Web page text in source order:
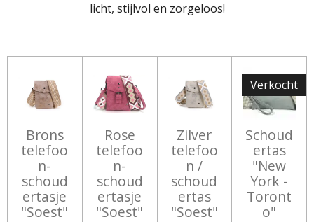
licht, stijlvol en zorgeloos!
Brons
telefoo
n-
schoud
ertasje
"Soest"
Rose
telefoo
n-
schoud
ertasje
"Soest"
Zilver
telefoo
n /
schoud
ertas
"Soest"
Verkocht
Schoud
ertas
"New
York -
Toront
o"